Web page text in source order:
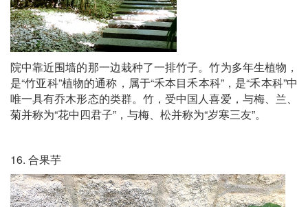
院中靠近围墙的那一边栽种了一排竹子。竹为多年生植物，
是“竹亚科”植物的通称，属于“禾本目禾本科”，是“禾本科”中
唯一具有乔木形态的类群。竹，受中国人喜爱，与梅、兰、
菊并称为“花中四君子”，与梅、松并称为“岁寒三友”。
16. 合果芋